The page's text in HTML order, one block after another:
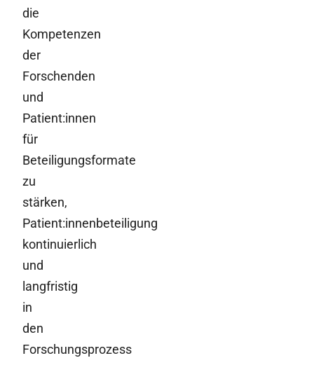
die
Kompetenzen
der
Forschenden
und
Patient:innen
für
Beteiligungsformate
zu
stärken,
Patient:innenbeteiligung
kontinuierlich
und
langfristig
in
den
Forschungsprozess